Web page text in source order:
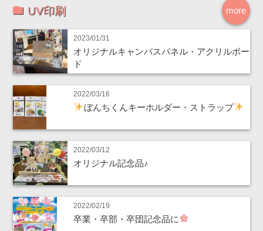
more
UV印刷
2023/01/31
オリジナルキャンバスパネル・アクリルボー
ド
2022/03/16
ぼんちくんキーホルダー・ストラップ
2022/03/12
オリジナル記念品♪
2022/02/19
卒業・卒部・卒団記念品に